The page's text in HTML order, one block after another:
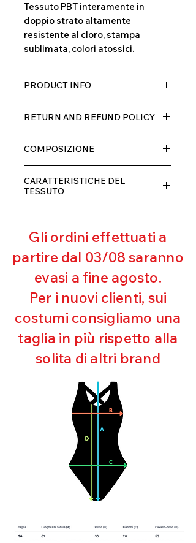
Tessuto PBT interamente in
doppio strato altamente
resistente al cloro, stampa
sublimata, colori atossici.
PRODUCT INFO
di elastane, molto comodo per chi lo
indossa grazia alla sua elastcità, in
doppio strato con fodera.
RETURN AND REFUND POLICY
entro 10 giorni dal ricevimento,
rimborseremo il cliente, escluse le
spese di spedizione, non appena
riceveremo la merce resa ed
COMPOSIZIONE
20% ELASTANE
CARATTERISTICHE DEL
TESSUTO
Resistente al pilling
Eccellente protezione dai raggi
UV
Ottima copertura
Ultra cloro resistente
Mantenimento della forma
Perfetta vestibilità
Asciugatura rapida
Bielastico
Gli ordini effettuati a
partire dal 03/08 saranno
evasi a fine agosto.
Per i nuovi clienti, sui
costumi consigliamo una
taglia in più rispetto alla
solita di altri brand